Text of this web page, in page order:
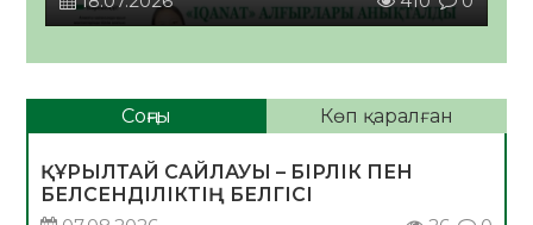
Соңғы Көп қаралған
ҚҰРЫЛТАЙ САЙЛАУЫ – БІРЛІК ПЕН
БЕЛСЕНДІЛІКТІҢ БЕЛГІСІ